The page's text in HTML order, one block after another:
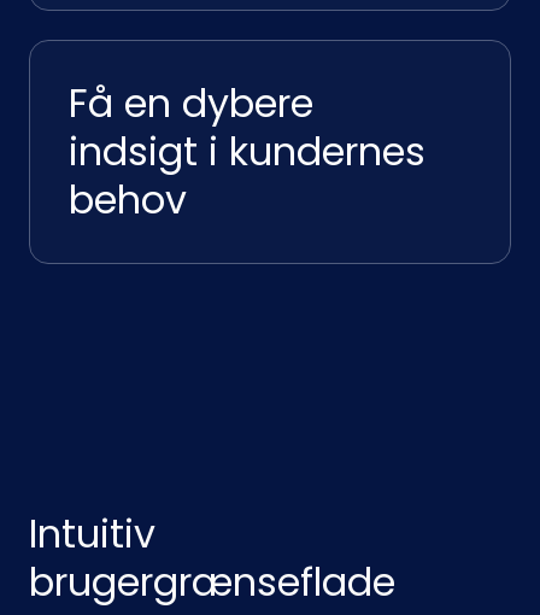
Få en dybere
indsigt i kundernes
behov
Intuitiv
brugergrænseflade